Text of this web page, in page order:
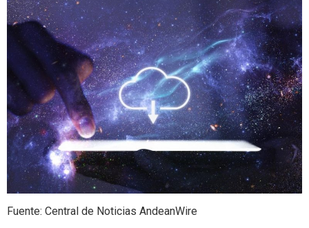
Fuente: Central de Noticias AndeanWire